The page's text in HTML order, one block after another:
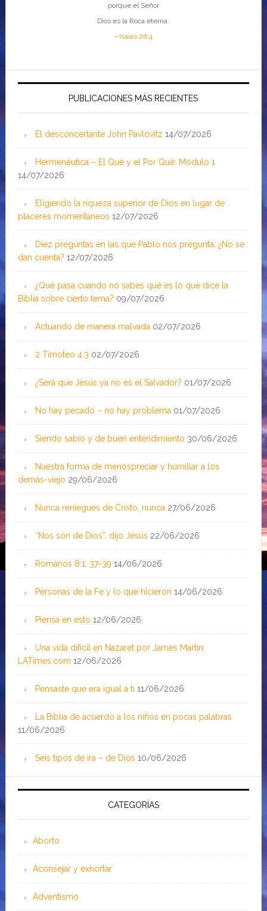
porque el Señor
Dios es la Roca eterna.
- Isaías 26:4
PUBLICACIONES MÁS RECIENTES
El desconcertante John Pavlovitz 14/07/2026
Hermenéutica – El Qué y el Por Qué: Módulo 1
14/07/2026
Eligiendo la riqueza superior de Dios en lugar de
placeres momentáneos 12/07/2026
Diez preguntas en las que Pablo nos pregunta: ¿No se
dan cuenta? 12/07/2026
¿Qué pasa cuando no sabes qué es lo que dice la
Biblia sobre cierto tema? 09/07/2026
Actuando de manera malvada 02/07/2026
2 Timoteo 4:3 02/07/2026
¿Será que Jesús ya no es el Salvador? 01/07/2026
No hay pecado – no hay problema 01/07/2026
Siendo sabio y de buen entendimiento 30/06/2026
Nuestra forma de menospreciar y humillar a los
demás-viejo 29/06/2026
Nunca reniegues de Cristo, nunca 27/06/2026
“Nos son de Dios”, dijo Jesús 22/06/2026
Romanos 8:1, 37-39 14/06/2026
Personas de la Fe y lo que hicieron 14/06/2026
Piensa en esto 12/06/2026
Una vida difícil en Nazaret por James Martin;
LATimes.com 12/06/2026
Pensaste que era igual a ti 11/06/2026
La Biblia de acuerdo a los niños en pocas palabras
11/06/2026
Seis tipos de ira – de Dios 10/06/2026
CATEGORÍAS
Aborto
Aconsejar y exhortar
Adventismo